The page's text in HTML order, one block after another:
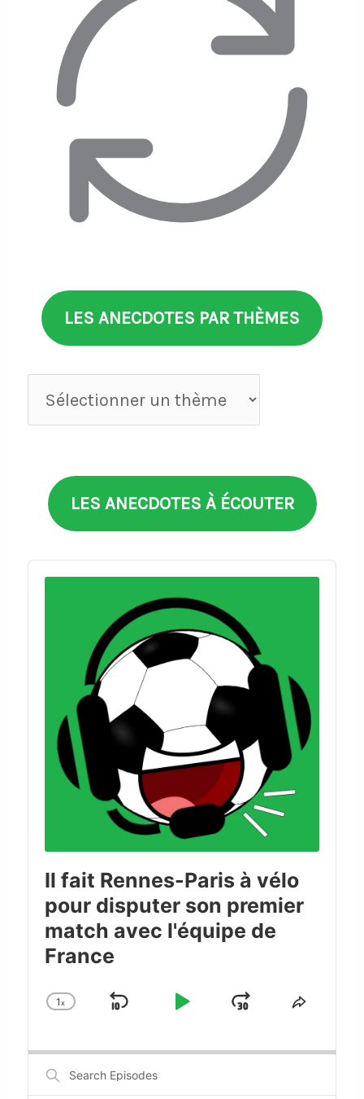
LES ANECDOTES PAR THÈMES
Anecdotes
par
LES ANECDOTES À ÉCOUTER
Audio
Player
Il fait Rennes-Paris à vélo
pour disputer son premier
match avec l'équipe de
France
Change
1x
Skip
Play
JumpShare
Search
Episodes